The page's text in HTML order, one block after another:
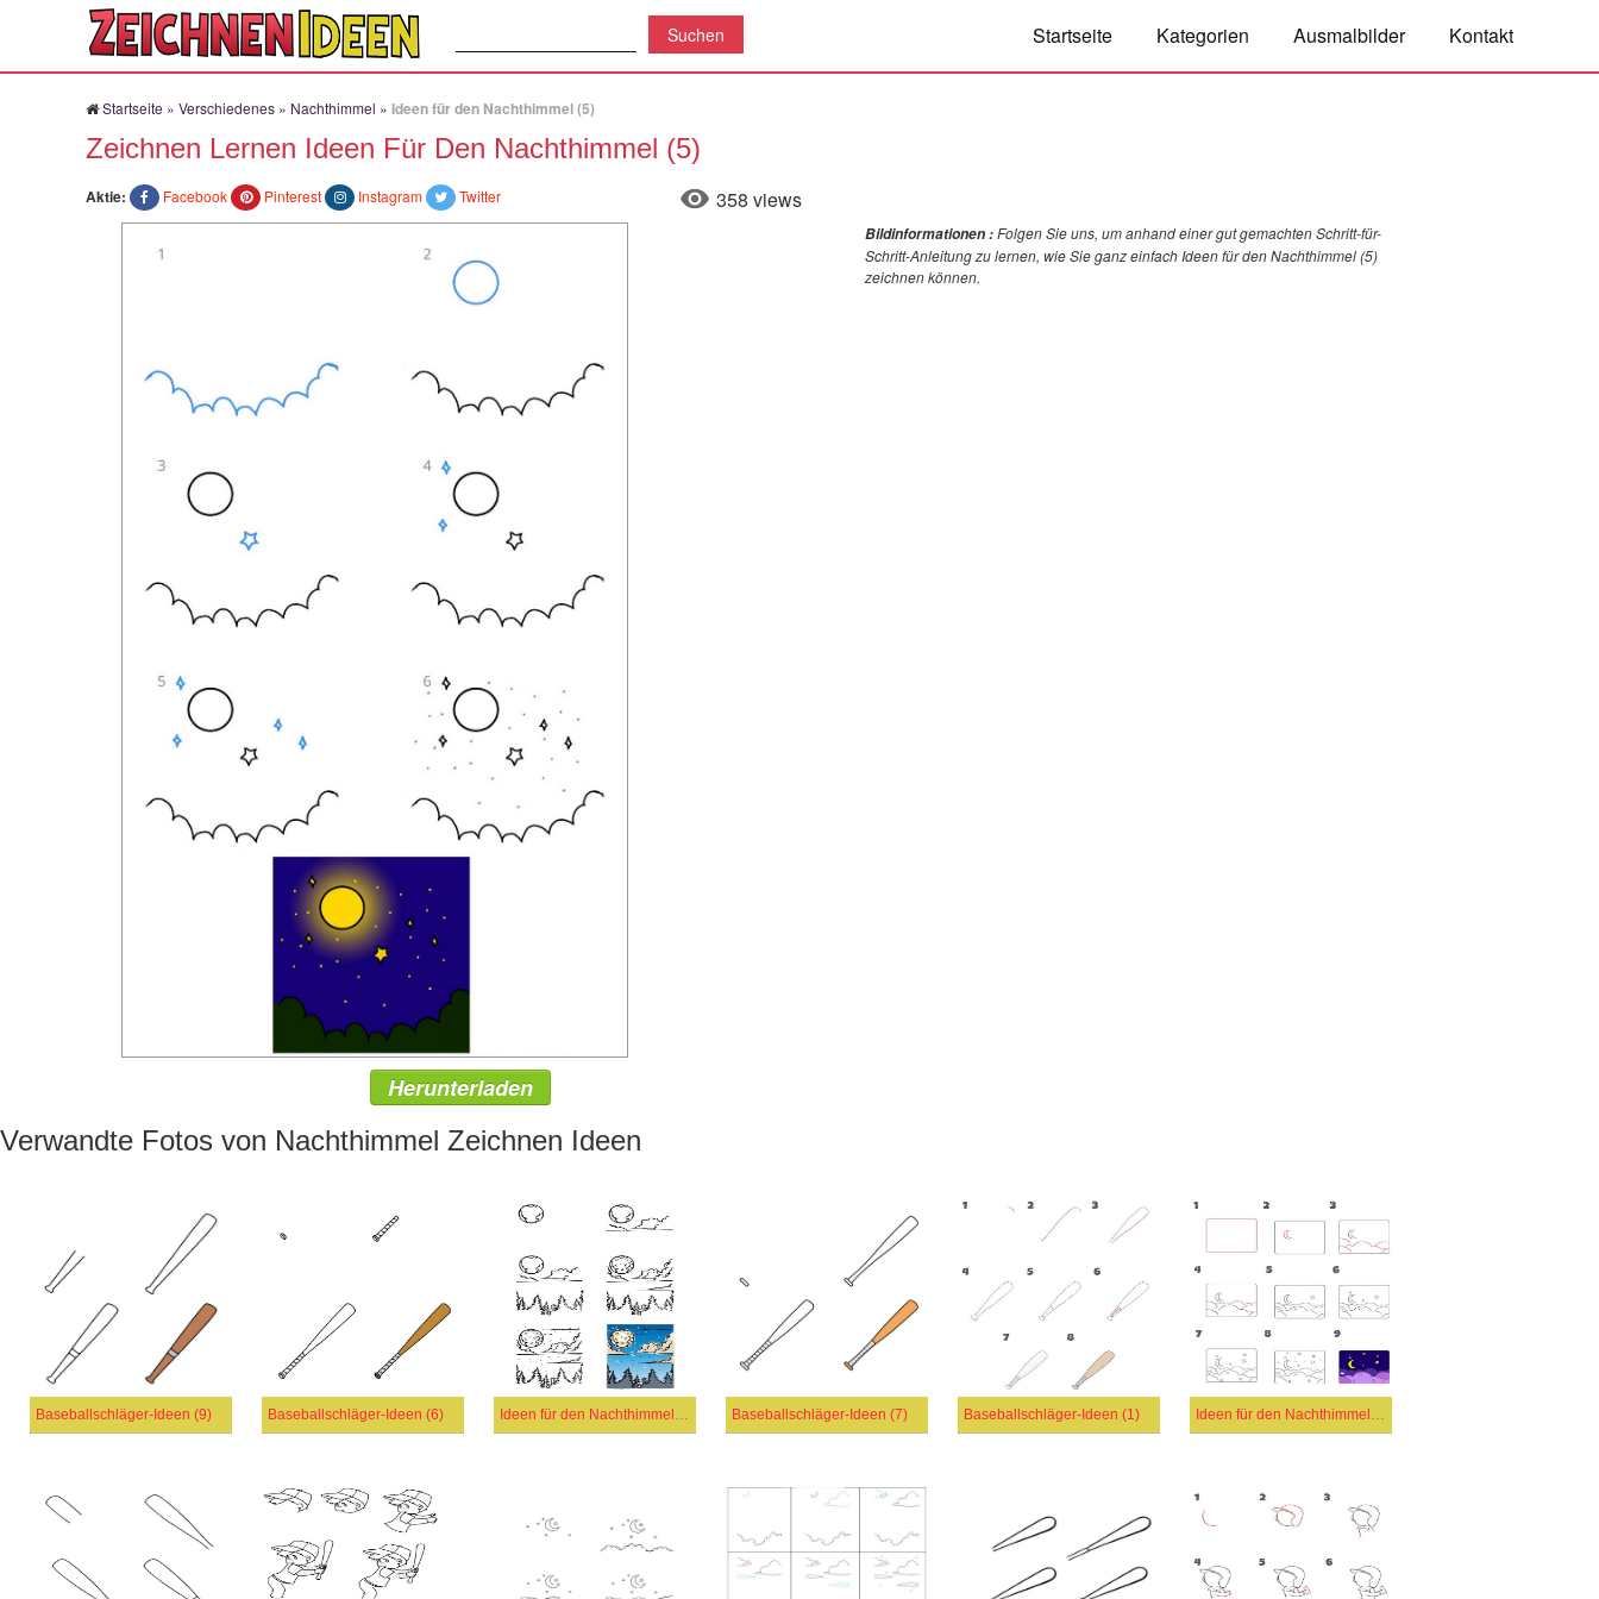
Startseite Kategorien Ausmalbilder Kontakt
Startseite » Verschiedenes » Nachthimmel » Ideen für den Nachthimmel (5)
Zeichnen Lernen Ideen Für Den Nachthimmel (5)
Aktie: Facebook Pinterest Instagram Twitter 358 views
Bildinformationen :Folgen Sie uns, um anhand einer gut gemachten Schritt-für-
Schritt-Anleitung zu lernen, wie Sie ganz einfach Ideen für den Nachthimmel (5)
zeichnen können.
Herunterladen
Verwandte Fotos von Nachthimmel Zeichnen Ideen
Baseballschläger-Ideen (9) Baseballschläger-Ideen (6) Ideen für den Nachthimmel (2) Baseballschläger-Ideen (7) Baseballschläger-Ideen (1) Ideen für den Nachthimmel (1)